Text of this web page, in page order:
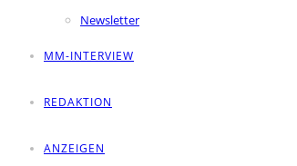
Newsletter
MM-INTERVIEW
REDAKTION
ANZEIGEN